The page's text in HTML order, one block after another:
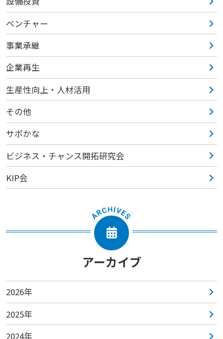
ベンチャー
事業承継
企業再生
生産性向上・人材活用
その他
サポかな
ビジネス・チャンス開拓研究会
KIP会
アーカイブ
2026年
2025年
2024年